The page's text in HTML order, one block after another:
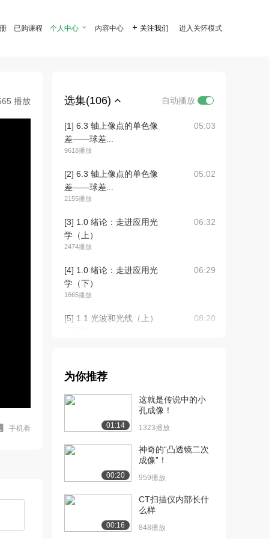
已购课程 个人中心  内容中心  关注我们 进入关怀模式
播放
手机看
选集(106) 自动播放
[1] 6.3 轴上像点的单色像
差——球差...
9618播放
05:03
[2] 6.3 轴上像点的单色像
差——球差...
2155播放
05:02
[3] 1.0 绪论：走进应用光
学（上）
2474播放
06:32
[4] 1.0 绪论：走进应用光
学（下）
1665播放
06:29
[5] 1.1 光波和光线（上） 08:20
2947播放
[7] 1.2 几何光学基本定律
07:10
[8] 1.2 几何光学基本定律
05:34
[9] 1.2 几何光学基本定律
05:38
为你推荐
01:14
这就是传说中的小
孔成像！
1323播放
00:20
神奇的“凸透镜二次
成像”！
959播放
00:16
CT扫描仪内部长什
么样
848播放